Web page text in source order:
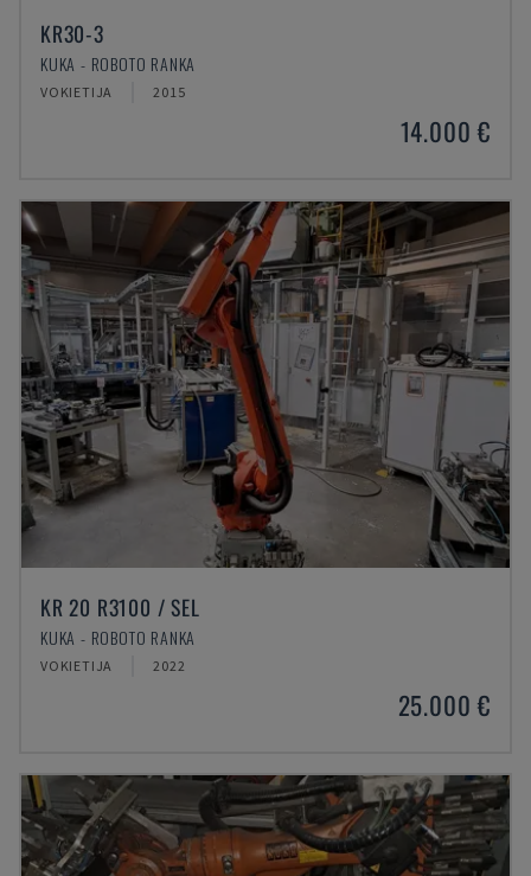
KR30-3
KUKA - ROBOTO RANKA
VOKIETIJA 2015
14.000 €
KR 20 R3100 / SEL
KUKA - ROBOTO RANKA
VOKIETIJA 2022
25.000 €